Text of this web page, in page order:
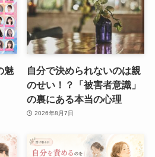
魅
自分で決められないのは親
のせい！？「被害者意識」
の裏にある本当の心理
2026年8月7日